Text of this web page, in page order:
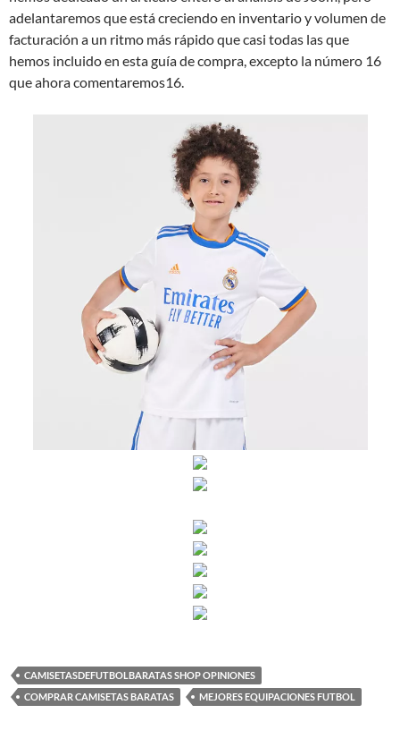
adelantaremos que está creciendo en inventario y volumen de
facturación a un ritmo más rápido que casi todas las que
hemos incluido en esta guía de compra, excepto la número 16
que ahora comentaremos16.
CAMISETASDEFUTBOLBARATAS SHOP OPINIONES
COMPRAR CAMISETAS BARATAS
MEJORES EQUIPACIONES FUTBOL